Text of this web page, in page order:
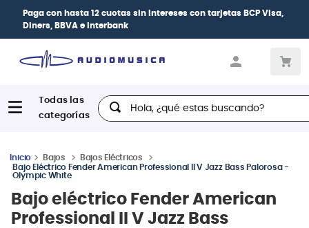
Paga con hasta 12 cuotas sin intereses con tarjetas BCP Visa,
Diners, BBVA e Interbank
Hola, ¿qué estas buscando?
Bajos
Bajos Eléctricos
Bajo Eléctrico Fender American Professional II V Jazz Bass Palorosa -
Olympic White
Bajo eléctrico Fender American
Professional II V Jazz Bass